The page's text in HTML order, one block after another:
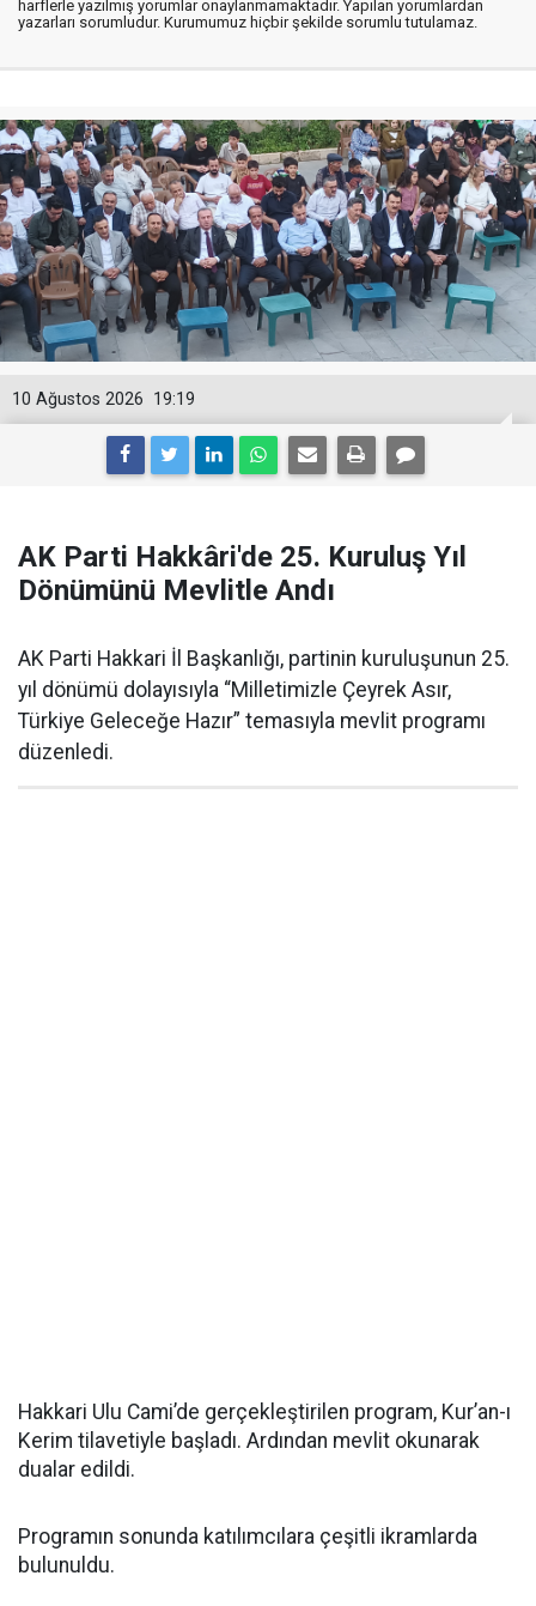
harflerle yazılmış yorumlar onaylanmamaktadır. Yapılan yorumlardan
yazarları sorumludur. Kurumumuz hiçbir şekilde sorumlu tutulamaz.
19:19
10 Ağustos 2026
AK Parti Hakkâri'de 25. Kuruluş Yıl
Dönümünü Mevlitle Andı
AK Parti Hakkari İl Başkanlığı, partinin kuruluşunun 25.
yıl dönümü dolayısıyla “Milletimizle Çeyrek Asır,
Türkiye Geleceğe Hazır” temasıyla mevlit programı
düzenledi.
Hakkari Ulu Cami’de gerçekleştirilen program, Kur’an-ı
Kerim tilavetiyle başladı. Ardından mevlit okunarak
dualar edildi.
Programın sonunda katılımcılara çeşitli ikramlarda
bulunuldu.